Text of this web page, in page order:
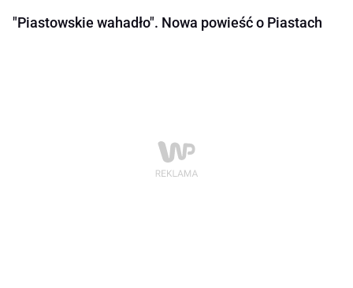
"Piastowskie wahadło". Nowa powieść o Piastach